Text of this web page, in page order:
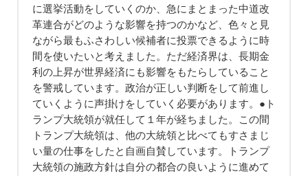
に選挙活動をしていくのか、急にまとまった中道改
革連合がどのような影響を持つのかなど、色々と見
ながら最もふさわしい候補者に投票できるように時
間を使いたいと考えました。ただ経済界は、長期金
利の上昇が世界経済にも影響をもたらしていること
を警戒しています。政治が正しい判断をして前進し
ていくように声掛けをしていく必要があります。●ト
ランプ大統領が就任して１年が経ちました。この間
トランプ大統領は、他の大統領と比べてもすさまじ
い量の仕事をしたと自画自賛しています。トランプ
大統領の施政方針は自分の都合の良いように進めて